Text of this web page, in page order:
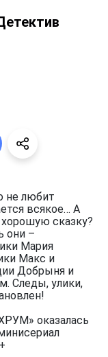
не любит
всякое… А
сказку?
они –
Мария
Макс и
Добрыня и
Следы, улики,
оказалась